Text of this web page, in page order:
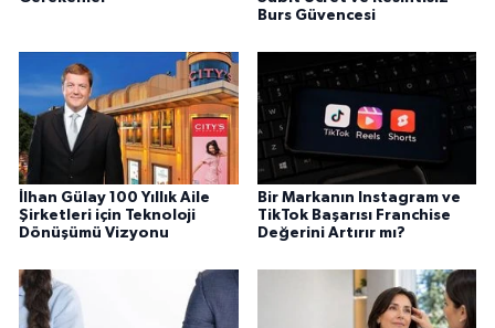
Burs Güvencesi
İlhan Gülay 100 Yıllık Aile
Şirketleri için Teknoloji
Dönüşümü Vizyonu
Bir Markanın Instagram ve
TikTok Başarısı Franchise
Değerini Artırır mı?